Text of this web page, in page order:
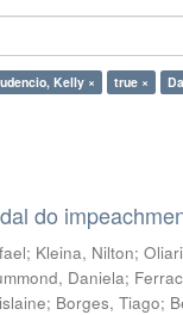
Kelly × true ×
do
; Kleina, Nilton;
Daniela;
; Borges, Tiago;